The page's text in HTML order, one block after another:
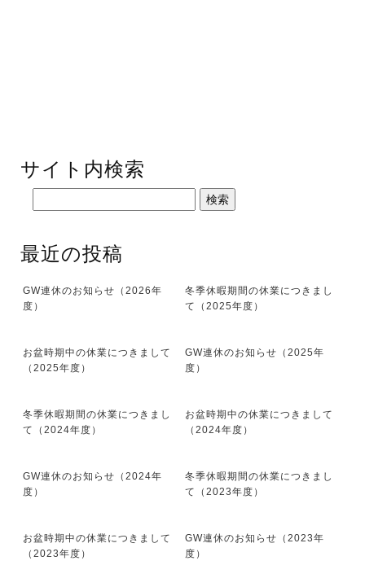
サイト内検索
最近の投稿
GW連休のお知らせ（2026年
度）
冬季休暇期間の休業につきまし
て（2025年度）
お盆時期中の休業につきまして
（2025年度）
GW連休のお知らせ（2025年
度）
冬季休暇期間の休業につきまし
て（2024年度）
お盆時期中の休業につきまして
（2024年度）
GW連休のお知らせ（2024年
度）
冬季休暇期間の休業につきまし
て（2023年度）
お盆時期中の休業につきまして
（2023年度）
GW連休のお知らせ（2023年
度）